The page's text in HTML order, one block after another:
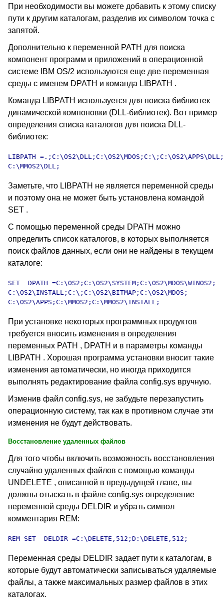
При необходимости вы можете добавить к этому списку
пути к другим каталогам, разделив их символом точка с
запятой.
Дополнительно к переменной PATH для поиска
компонент программ и приложений в операционной
системе IBM OS/2 используются еще две переменная
среды с именем DPATH и команда LIBPATH .
Команда LIBPATH используется для поиска библиотек
динамической компоновки (DLL-библиотек). Вот пример
определения списка каталогов для поиска DLL-
библиотек:
LIBPATH =.;C:\OS2\DLL;C:\OS2\MDOS;C:\;C:\OS2\APPS\DLL;
Заметьте, что LIBPATH не является переменной среды
и поэтому она не может быть установлена командой
SET .
С помощью переменной среды DPATH можно
определить список каталогов, в которых выполняется
поиск файлов данных, если они не найдены в текущем
каталоге:
SET  DPATH =C:\OS2;C:\OS2\SYSTEM;C:\OS2\MDOS\WINOS2;
C:\OS2\INSTALL;C:\;C:\OS2\BITMAP;C:\OS2\MDOS;
При установке некоторых программных продуктов
требуется вносить изменения в определения
переменных PATH , DPATH и в параметры команды
LIBPATH . Хорошая программа установки вносит такие
изменения автоматически, но иногда приходится
выполнять редактирование файла config.sys вручную.
Изменив файл config.sys, не забудьте перезапустить
операционную систему, так как в противном случае эти
изменения не будут действовать.
Восстановление удаленных файлов
Для того чтобы включить возможность восстановления
случайно удаленных файлов с помощью команды
UNDELETE , описанной в предыдущей главе, вы
должны отыскать в файле config.sys определение
переменной среды DELDIR и убрать символ
комментария REM:
REM SET  DELDIR =C:\DELETE,512;D:\DELETE,512;
Переменная среды DELDIR задает пути к каталогам, в
которые будут автоматически записываться удаляемые
файлы, а также максимальных размер файлов в этих
каталогах.